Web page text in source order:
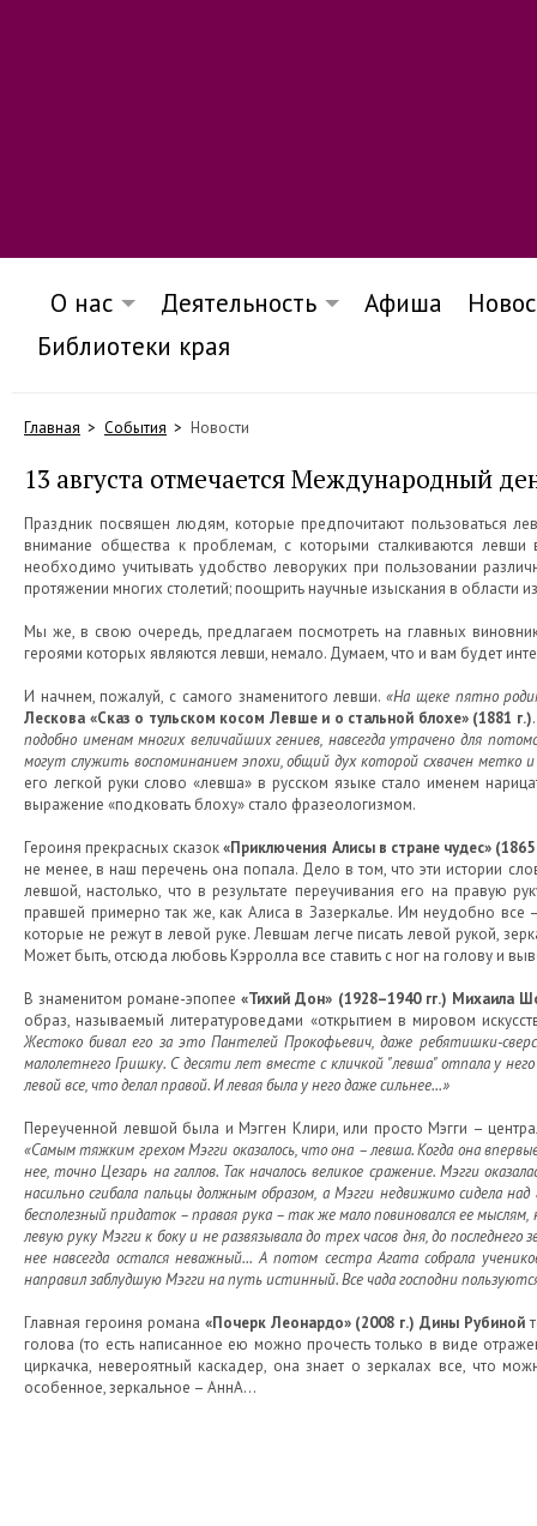
О нас Деятельность Афиша
Библиотеки края
Главная События Новости
13 августа отмечается Международный
Праздник посвящен людям, которые предпочитают пользоваться
внимание общества к проблемам, с которыми сталкиваются
необходимо учитывать удобство леворуких при пользовании
протяжении многих столетий; поощрить научные изыскания в области
Мы же, в свою очередь, предлагаем посмотреть на главных
героями которых являются левши, немало. Думаем, что и вам будет
И начнем, пожалуй, с самого знаменитого левши.«На щеке пятно
Лескова «Сказ о тульском косом Левше и о стальной блохе» (1881 г.).
подобно именам многих величайших гениев, навсегда утрачено для
могут служить воспоминанием эпохи, общий дух которой схвачен метко и
его легкой руки слово «левша» в русском языке стало именем
выражение «подковать блоху» стало фразеологизмом.
Героиня прекрасных сказок«Приключения Алисы в стране чудес»
не менее, в наш перечень она попала. Дело в том, что эти истории
левшой, настолько, что в результате переучивания его на правую
правшей примерно так же, как Алиса в Зазеркалье. Им неудобно
которые не режут в левой руке. Левшам легче писать левой рукой,
Может быть, отсюда любовь Кэрролла все ставить с ног на голову и
В знаменитом романе-эпопее«Тихий Дон» (1928–1940 гг.) Михаила
образ, называемый литературоведами «открытием в мировом
Жестоко бивал его за это Пантелей Прокофьевич, даже ребятишки-
малолетнего Гришку. С десяти лет вместе с кличкой "левша" отпала у
левой все, что делал правой. И левая была у него даже сильнее...»
Переученной левшой была и Мэгген Клири, или просто Мэгги –
«Самым тяжким грехом Мэгги оказалось, что она – левша. Когда она
нее, точно Цезарь на галлов. Так началось великое сражение. Мэгги
насильно сгибала пальцы должным образом, а Мэгги недвижимо сидела
бесполезный придаток – правая рука – так же мало повиновался ее
левую руку Мэгги к боку и не развязывала до трех часов дня, до
нее навсегда остался неважный... А потом сестра Агата собрала
направил заблудшую Мэгги на путь истинный. Все чада господни
Главная героиня романа «Почерк Леонардо» (2008 г.) Дины Рубиной
голова (то есть написанное ею можно прочесть только в виде
циркачка, невероятный каскадер, она знает о зеркалах все, что
особенное, зеркальное – АннА…